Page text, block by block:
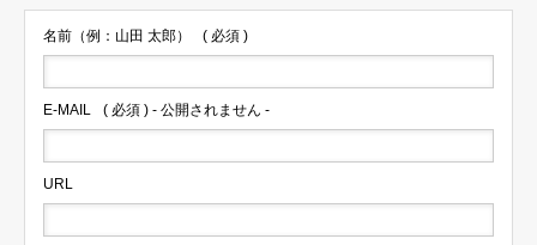
名前（例：山田 太郎） ( 必須 )
E-MAIL ( 必須 ) - 公開されません -
URL